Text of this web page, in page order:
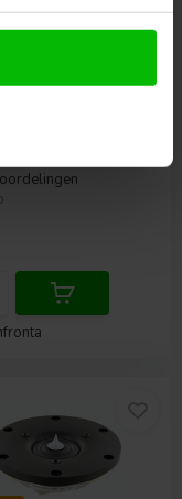
Ω
by Tymphany
04 Ring
Tweeter